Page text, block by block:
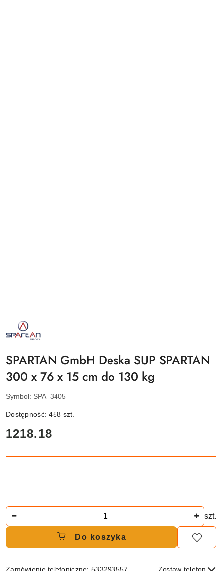
NAZWA
PRODUCENTA:
SPARTAN
SPARTAN GmbH Deska SUP SPARTAN
300 x 76 x 15 cm do 130 kg
Symbol: SPA_3405
Dostępność:458 szt.
cena:
1218.18
szt.
Do koszyka
Zamówienie telefoniczne: 533293557 Zostaw telefon